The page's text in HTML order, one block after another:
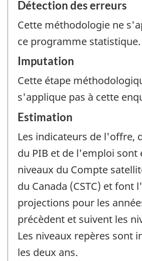
Détection des erreurs
Cette méthodologie ne
ce programme statistique.
Imputation
Cette étape
s'applique pas à cette
Estimation
Les indicateurs de l'offre,
du PIB et de l'emploi sont
niveaux du Compte
du Canada (CSTC) et font
projections pour les
précèdent et suivent les
Les niveaux repères sont
les deux ans.